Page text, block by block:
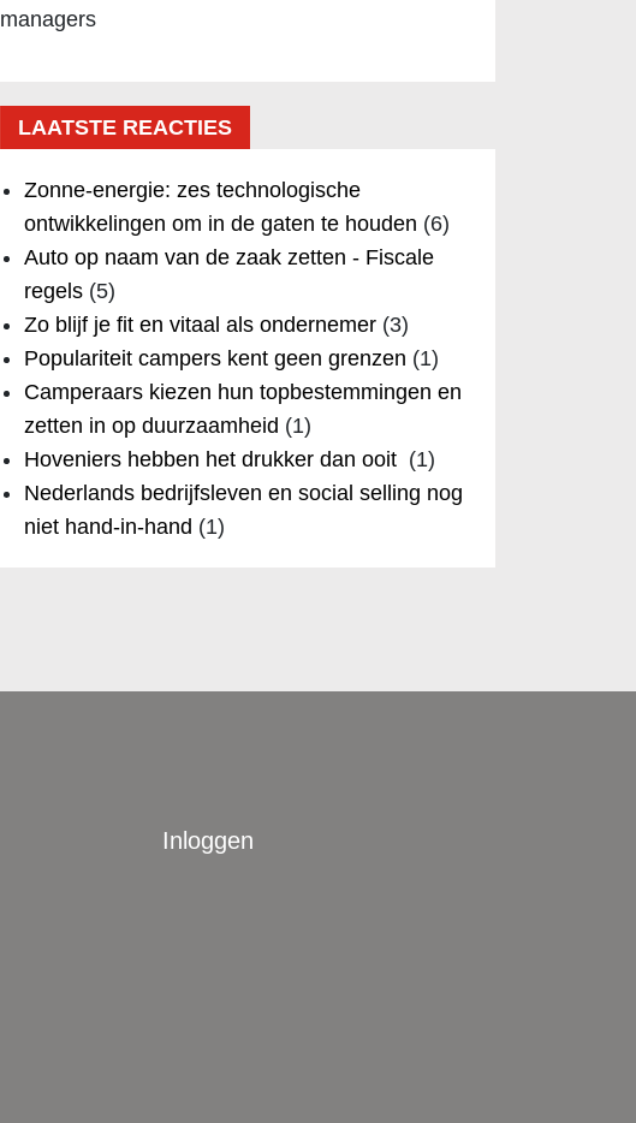
managers
LAATSTE REACTIES
Zonne-energie: zes technologische
ontwikkelingen om in de gaten te houden (6)
Auto op naam van de zaak zetten - Fiscale
regels(5)
Zo blijf je fit en vitaal als ondernemer(3)
Populariteit campers kent geen grenzen (1)
Camperaars kiezen hun topbestemmingen en
zetten in op duurzaamheid (1)
Hoveniers hebben het drukker dan ooit (1)
Nederlands bedrijfsleven en social selling nog
niet hand-in-hand (1)
Inloggen